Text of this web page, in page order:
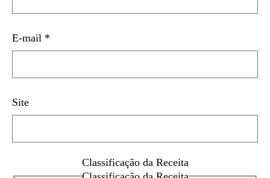
E-mail *
Site
Classificação da Receita